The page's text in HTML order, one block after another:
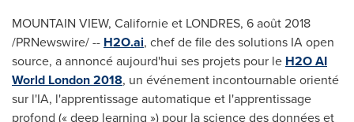
MOUNTAIN VIEW, Californie et LONDRES, 6 août 2018
/PRNewswire/ -- H2O.ai, chef de file des solutions IA open
source, a annoncé aujourd'hui ses projets pour le H2O AI
World London 2018, un événement incontournable orienté
sur l'IA, l'apprentissage automatique et l'apprentissage
profond (« deep learning ») pour la science des données et